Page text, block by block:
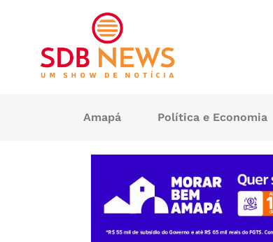
Amapá Política e Economia